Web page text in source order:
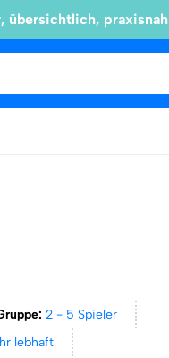
übersichtlich, praxisnah
2 - 5 Spieler
lebhaft